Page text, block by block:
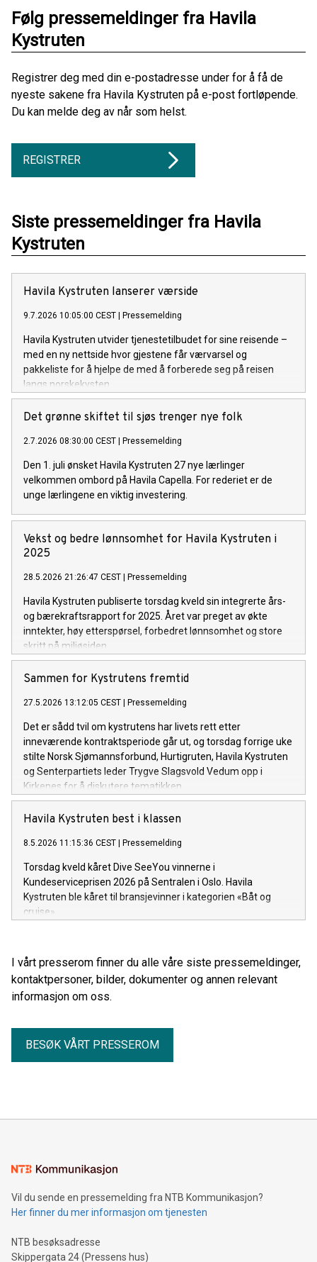
Følg pressemeldinger fra Havila
Kystruten
Registrer deg med din e-postadresse under for å få de
nyeste sakene fra Havila Kystruten på e-post fortløpende.
Du kan melde deg av når som helst.
REGISTRER
Siste pressemeldinger fra Havila
Kystruten
Havila Kystruten lanserer værside
9.7.2026 10:05:00 CEST Pressemelding
Havila Kystruten utvider tjenestetilbudet for sine reisende –
med en ny nettside hvor gjestene får værvarsel og
pakkeliste for å hjelpe de med å forberede seg på reisen
langs norskekysten.
Det grønne skiftet til sjøs trenger nye folk
2.7.2026 08:30:00 CEST Pressemelding
Den 1. juli ønsket Havila Kystruten 27 nye lærlinger
velkommen ombord på Havila Capella. For rederiet er de
unge lærlingene en viktig investering.
Vekst og bedre lønnsomhet for Havila Kystruten i
2025
28.5.2026 21:26:47 CEST Pressemelding
Havila Kystruten publiserte torsdag kveld sin integrerte års-
og bærekraftsrapport for 2025. Året var preget av økte
inntekter, høy etterspørsel, forbedret lønnsomhet og store
skritt på miljøsiden.
Sammen for Kystrutens fremtid
27.5.2026 13:12:05 CEST Pressemelding
Det er sådd tvil om kystrutens har livets rett etter
inneværende kontraktsperiode går ut, og torsdag forrige uke
stilte Norsk Sjømannsforbund, Hurtigruten, Havila Kystruten
og Senterpartiets leder Trygve Slagsvold Vedum opp i
Kirkenes for å diskutere tematikken.
Havila Kystruten best i klassen
8.5.2026 11:15:36 CEST Pressemelding
Torsdag kveld kåret Dive SeeYou vinnerne i
Kundeserviceprisen 2026 på Sentralen i Oslo. Havila
Kystruten ble kåret til bransjevinner i kategorien «Båt og
cruise».
I vårt presserom finner du alle våre siste pressemeldinger,
kontaktpersoner, bilder, dokumenter og annen relevant
informasjon om oss.
BESØK VÅRT PRESSEROM
Vil du sende en pressemelding fra NTB Kommunikasjon?
Her finner du mer informasjon om tjenesten
NTB besøksadresse
Skippergata 24 (Pressens hus)